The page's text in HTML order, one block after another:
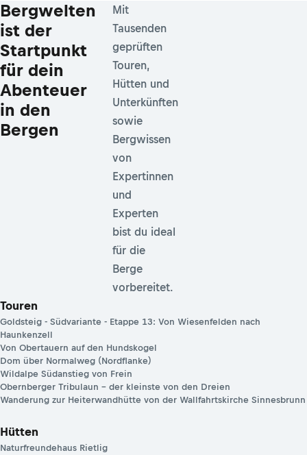
Bergwelten
ist der
Startpunkt
für dein
Abenteuer
in den
Bergen
Mit
Tausenden
geprüften
Touren,
Hütten und
Unterkünften
sowie
Bergwissen
von
Expertinnen
und
Experten
bist du ideal
für die
Berge
vorbereitet.
Touren
Goldsteig - Südvariante - Etappe 13: Von Wiesenfelden nach
Haunkenzell
Von Obertauern auf den Hundskogel
Dom über Normalweg (Nordflanke)
Wildalpe Südanstieg von Frein
Obernberger Tribulaun – der kleinste von den Dreien
Wanderung zur Heiterwandhütte von der Wallfahrtskirche Sinnesbrunn
Hütten
Naturfreundehaus Rietlig